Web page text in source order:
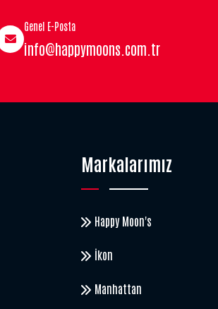
Genel E-Posta
info@happymoons.com.tr
Markalarımız
Happy Moon's
İkon
Manhattan